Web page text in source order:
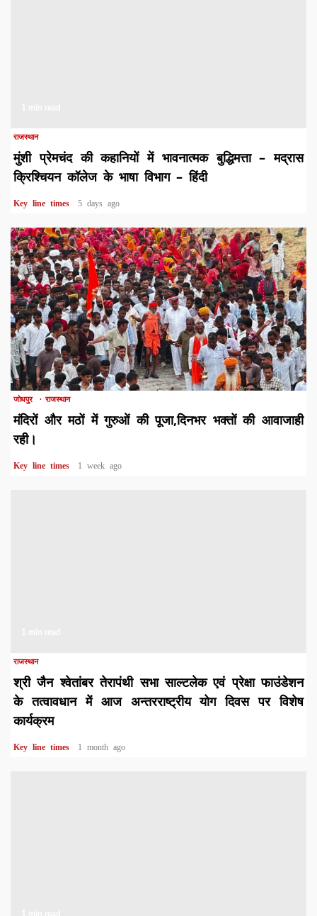
राजस्थान
मुंशी प्रेमचंद की कहानियों में भावनात्मक बुद्धिमत्ता – मद्रास
क्रिश्चियन कॉलेज के भाषा विभाग – हिंदी
Key line times 5 days ago
1 min read
जोधपुर राजस्थान
मंदिरों और मठों में गुरुओं की पूजा,दिनभर भक्तों की आवाजाही
रही।
Key line times 1 week ago
राजस्थान
श्री जैन श्वेतांबर तेरापंथी सभा साल्टलेक एवं प्रेक्षा फाउंडेशन
के तत्वावधान में आज अन्तरराष्ट्रीय योग दिवस पर विशेष
कार्यक्रम
Key line times 1 month ago